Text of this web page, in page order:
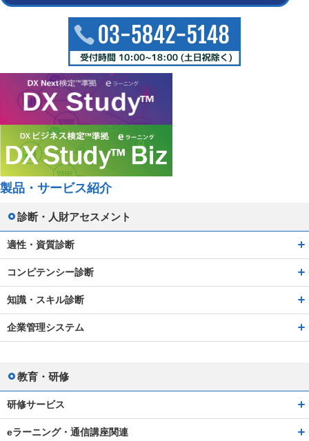
製品・サービス紹介
診断・人財アセスメント
適性・資質診断
コンピテンシー診断
知識・スキル診断
企業管理システム
教育・研修
研修サービス
eラーニング・通信講座関連